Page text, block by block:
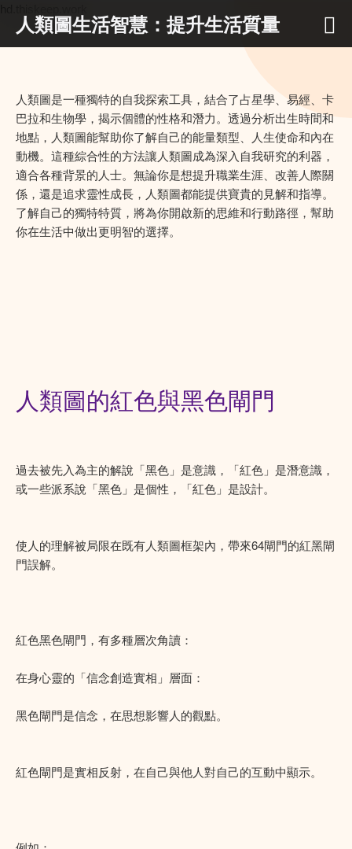
人類圖生活智慧：提升生活質量
人類圖是一種獨特的自我探索工具，結合了占星學、易經、卡
巴拉和生物學，揭示個體的性格和潛力。透過分析出生時間和
地點，人類圖能幫助你了解自己的能量類型、人生使命和內在
動機。這種綜合性的方法讓人類圖成為深入自我研究的利器，
適合各種背景的人士。無論你是想提升職業生涯、改善人際關
係，還是追求靈性成長，人類圖都能提供寶貴的見解和指導。
了解自己的獨特特質，將為你開啟新的思維和行動路徑，幫助
你在生活中做出更明智的選擇。
人類圖的紅色與黑色閘門
過去被先入為主的解說「黑色」是意識，「紅色」是潛意識，
或一些派系說「黑色」是個性，「紅色」是設計。
使人的理解被局限在既有人類圖框架內，帶來64閘門的紅黑閘
門誤解。
紅色黑色閘門，有多種層次角讀：
在身心靈的「信念創造實相」層面：
黑色閘門是信念，在思想影響人的觀點。
紅色閘門是實相反射，在自己與他人對自己的互動中顯示。